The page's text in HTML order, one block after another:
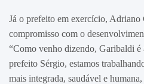
Já o prefeito em exercício,
compromisso com o
“Como venho dizendo, Garibaldi é
prefeito Sérgio, estamos
mais integrada, saudável e